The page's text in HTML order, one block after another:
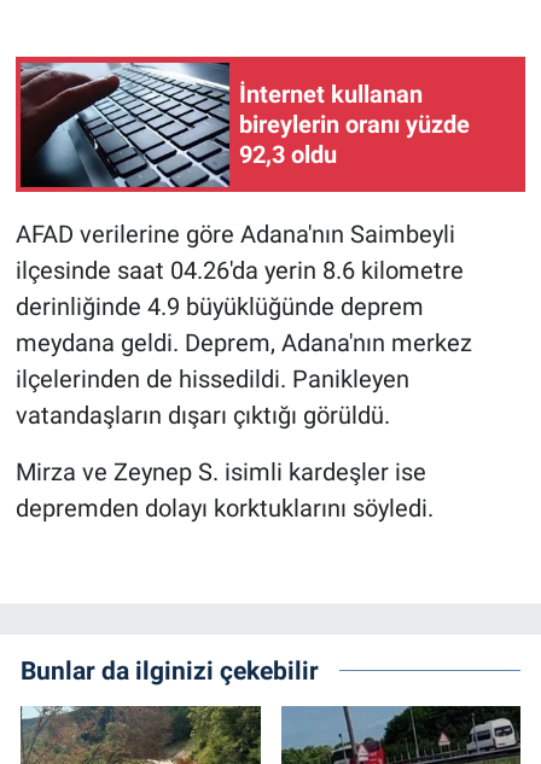
İnternet kullanan
bireylerin oranı yüzde
92,3 oldu
AFAD verilerine göre Adana'nın Saimbeyli
ilçesinde saat 04.26'da yerin 8.6 kilometre
derinliğinde 4.9 büyüklüğünde deprem
meydana geldi. Deprem, Adana'nın merkez
ilçelerinden de hissedildi. Panikleyen
vatandaşların dışarı çıktığı görüldü.
Mirza ve Zeynep S. isimli kardeşler ise
depremden dolayı korktuklarını söyledi.
Bunlar da ilginizi çekebilir